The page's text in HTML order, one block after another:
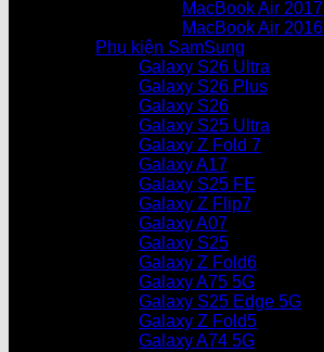
MacBook Air 2017
MacBook Air 2016
Phụ kiện SamSung
Galaxy S26 Ultra
Galaxy S26 Plus
Galaxy S26
Galaxy S25 Ultra
Galaxy Z Fold 7
Galaxy A17
Galaxy S25 FE
Galaxy Z Flip7
Galaxy A07
Galaxy S25
Galaxy Z Fold6
Galaxy A75 5G
Galaxy S25 Edge 5G
Galaxy Z Fold5
Galaxy A74 5G